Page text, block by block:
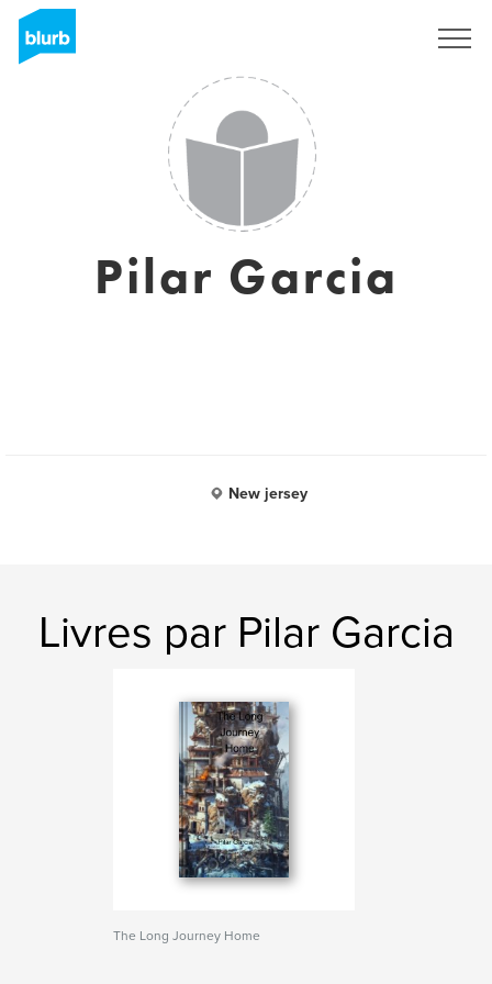
Pilar Garcia
New jersey
Livres par Pilar Garcia
The Long Journey Home